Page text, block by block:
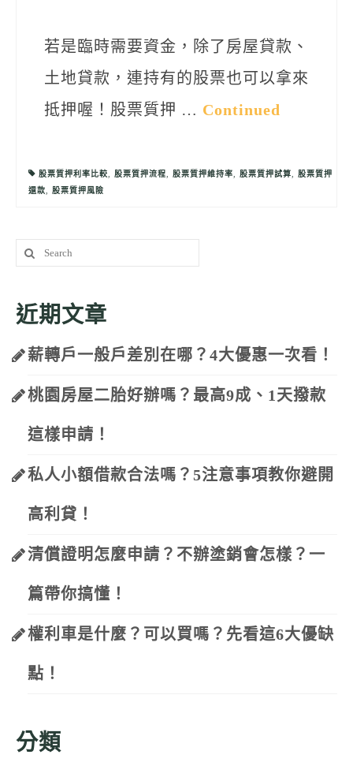
若是臨時需要資金，除了房屋貸款、
土地貸款，連持有的股票也可以拿來
抵押喔！股票質押 … Continued
股票質押利率比較, 股票質押流程, 股票質押維持率, 股票質押試算, 股票質押
還款, 股票質押風險
Search
for:
近期文章
薪轉戶一般戶差別在哪？4大優惠一次看！
桃園房屋二胎好辦嗎？最高9成、1天撥款
這樣申請！
私人小額借款合法嗎？5注意事項教你避開
高利貸！
清償證明怎麼申請？不辦塗銷會怎樣？一
篇帶你搞懂！
權利車是什麼？可以買嗎？先看這6大優缺
點！
分類